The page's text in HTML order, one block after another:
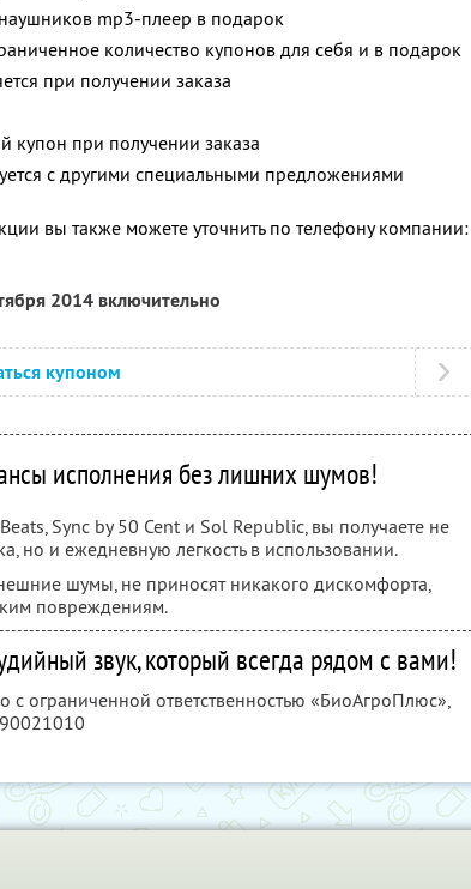
mp3-плеер в подарок
количество купонов для себя и в подарок
при получении заказа
купон при получении заказа
с другими специальными предложениями
вы также можете уточнить по телефону компании:
2014 включительно
купоном
исполнения без лишних шумов!
Sync by 50 Cent и Sol Republic, вы получаете не
но и ежедневную легкость в использовании.
шумы, не приносят никакого дискомфорта,
повреждениям.
звук, который всегда рядом с вами!
с ограниченной ответственностью «БиоАгроПлюс»,